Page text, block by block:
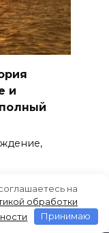
и
на
обработки
Принимаю